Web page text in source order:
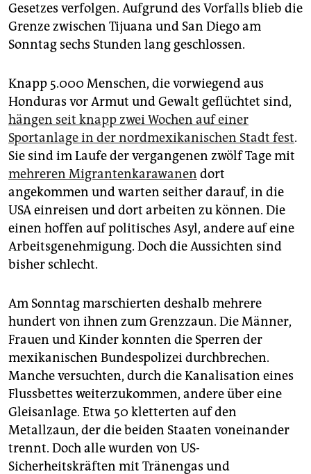
Gesetzes verfolgen. Aufgrund des Vorfalls blieb die
Grenze zwischen Tijuana und San Diego am
Sonntag sechs Stunden lang geschlossen.
Knapp 5.000 Menschen, die vorwiegend aus
Honduras vor Armut und Gewalt geflüchtet sind,
hängen seit knapp zwei Wochen auf einer
Sportanlage in der nordmexikanischen Stadt fest.
Sie sind im Laufe der vergangenen zwölf Tage mit
mehreren Migrantenkarawanen dort
angekommen und warten seither darauf, in die
USA einreisen und dort arbeiten zu können. Die
einen hoffen auf politisches Asyl, andere auf eine
Arbeitsgenehmigung. Doch die Aussichten sind
bisher schlecht.
Am Sonntag marschierten deshalb mehrere
hundert von ihnen zum Grenzzaun. Die Männer,
Frauen und Kinder konnten die Sperren der
mexikanischen Bundespolizei durchbrechen.
Manche versuchten, durch die Kanalisation eines
Flussbettes weiterzukommen, andere über eine
Gleisanlage. Etwa 50 kletterten auf den
Metallzaun, der die beiden Staaten voneinander
trennt. Doch alle wurden von US-
Sicherheitskräften mit Tränengas und